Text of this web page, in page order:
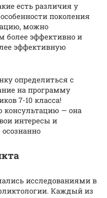
есть различия у
поколения
можно
более эффективно и
эффективную
определиться с
на программу
7-10 класса!
консультацию — она
интересы и
исследованиями в
Каждый из